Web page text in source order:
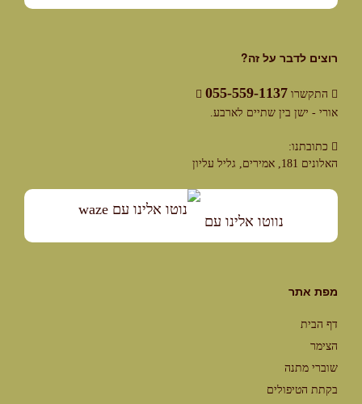
רוצים לדבר על זה?
התקשרו055-559-1137
אורי - ישן בין שתיים לארבע.
כתובתנו:
האלונים 181, אמירים, גליל עליון
נווטו אלינו עם
מפת אתר
דף הבית
הצימר
שוברי מתנה
בקתת הטיפולים